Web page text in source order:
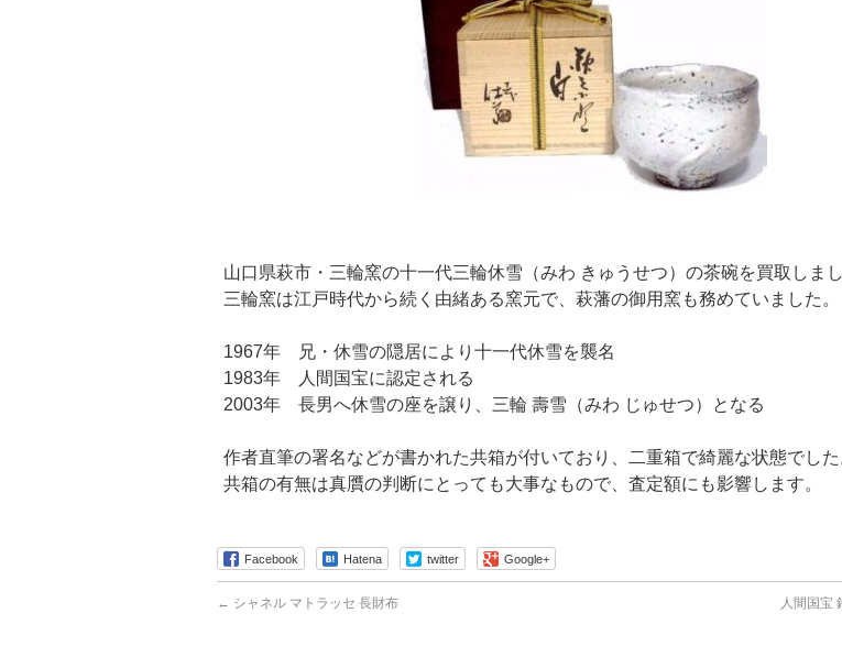
山口県萩市・三輪窯の十一代三輪休雪（みわ きゅうせつ）の茶碗を買取しまし
三輪窯は江戸時代から続く由緒ある窯元で、萩藩の御用窯も務めていました。
1967年 兄・休雪の隠居により十一代休雪を襲名
1983年 人間国宝に認定される
2003年 長男へ休雪の座を譲り、三輪 壽雪（みわ じゅせつ）となる
作者直筆の署名などが書かれた共箱が付いており、二重箱で綺麗な状態でした
共箱の有無は真贋の判断にとっても大事なもので、査定額にも影響します。
Facebook Hatena twitter Google+
← シャネル マトラッセ 長財布 人間国宝